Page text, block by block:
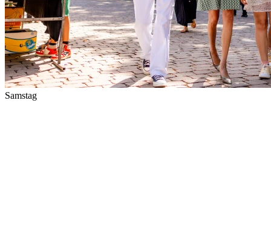
Grotere letters
Kontakt
Samstag